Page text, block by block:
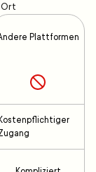
Plattformen
Kostenpflichtiger